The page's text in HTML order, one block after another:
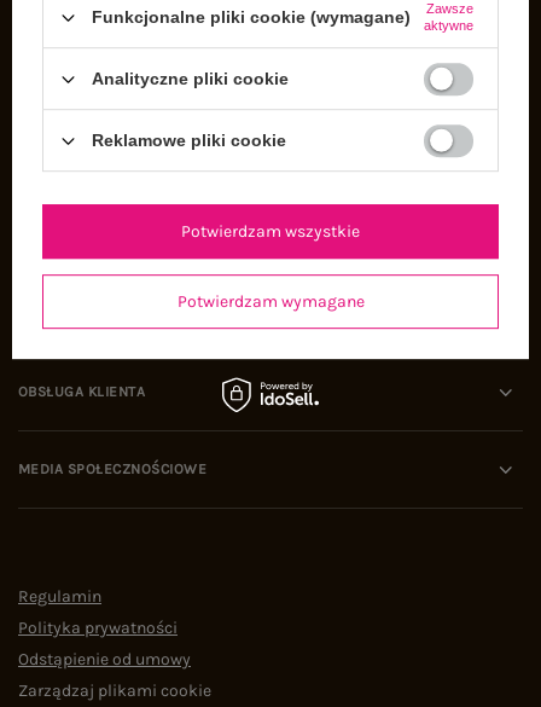
Listy zakupowe
Lista zakupionych produktów
Historia transakcji
OBSŁUGA KLIENTA
MEDIA SPOŁECZNOŚCIOWE
Regulamin
Polityka prywatności
Odstąpienie od umowy
Zarządzaj plikami cookie
Funkcjonalne pliki cookie (wymagane)
Zawsze
aktywne
Analityczne pliki cookie
Reklamowe pliki cookie
Potwierdzam wymagane
Potwierdzam wszystkie